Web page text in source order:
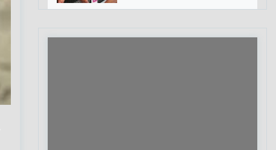
потрясают в каждом бою,